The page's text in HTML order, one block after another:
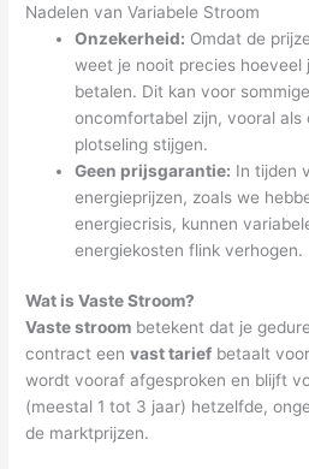
Nadelen van Variabele Stroom
Onzekerheid: Omdat de
weet je nooit precies hoeveel
betalen. Dit kan voor
oncomfortabel zijn, vooral als
plotseling stijgen.
Geen prijsgarantie: In tijden
energieprijzen, zoals we
energiecrisis, kunnen
energiekosten flink verhogen.
Wat is Vaste Stroom?
Vaste stroom betekent dat je
contract eenvast tarief betaalt
wordt vooraf afgesproken en blijft
(meestal 1 tot 3 jaar) hetzelfde,
de marktprijzen.